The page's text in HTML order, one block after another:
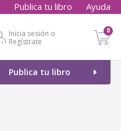
Publica tu libro Ayuda
Inicia sesión o
Regístrate
0
Publica tu libro